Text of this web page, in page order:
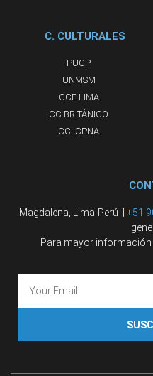
C. CULTURALES
PUCP
UNMSM
CCE LIMA
CC BRITÁNICO
CC ICPNA
Magdalena, Lima-Perú | +51
Para mayor